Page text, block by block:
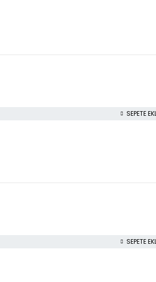
SEPETE
SEPETE